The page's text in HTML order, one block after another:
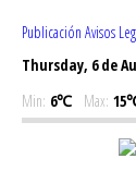
Publicación Avisos
Thursday, 6 de
Min: 6℃ Max: